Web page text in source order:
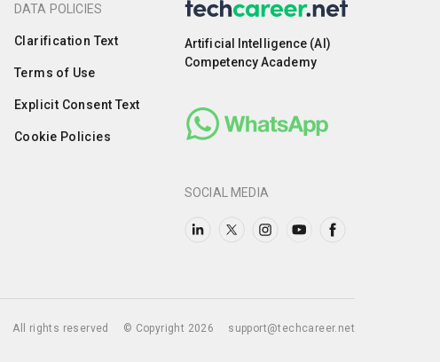
DATA POLICIES
Clarification Text
Terms of Use
Explicit Consent Text
Cookie Policies
Artificial Intelligence (AI)
Competency Academy
SOCIAL MEDIA
All rights reserved © Copyright 2026 support@techcareer.net